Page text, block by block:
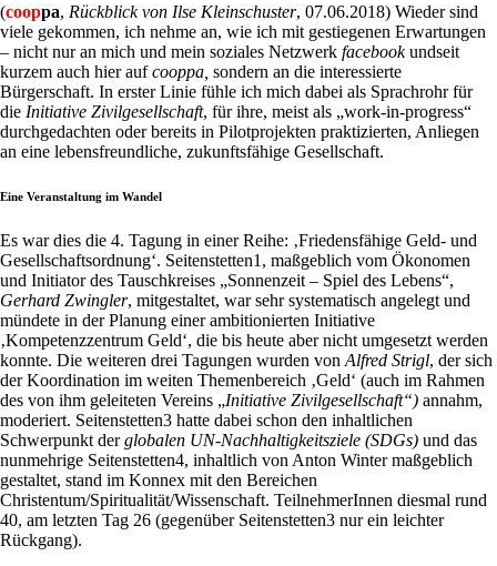
(cooppa, Rückblick von Ilse Kleinschuster, 07.06.2018) Wieder sind
viele gekommen, ich nehme an, wie ich mit gestiegenen Erwartungen
– nicht nur an mich und mein soziales Netzwerk facebookundseit
kurzem auch hier aufcooppa, sondern an die interessierte
Bürgerschaft. In erster Linie fühle ich mich dabei als Sprachrohr für
die Initiative Zivilgesellschaft, für ihre, meist als „work-in-progress“
durchgedachten oder bereits in Pilotprojekten praktizierten, Anliegen
an eine lebensfreundliche, zukunftsfähige Gesellschaft.
Eine Veranstaltung im Wandel
Es war dies die 4. Tagung in einer Reihe: ‚Friedensfähige Geld- und
Gesellschaftsordnung‘. Seitenstetten1, maßgeblich vom Ökonomen
und Initiator des Tauschkreises „Sonnenzeit – Spiel des Lebens“,
Gerhard Zwingler, mitgestaltet, war sehr systematisch angelegt und
mündete in der Planung einer ambitionierten Initiative
‚Kompetenzzentrum Geld‘, die bis heute aber nicht umgesetzt werden
konnte. Die weiteren drei Tagungen wurden von Alfred Strigl, der sich
der Koordination im weiten Themenbereich ‚Geld‘ (auch im Rahmen
des von ihm geleiteten Vereins „Initiative Zivilgesellschaft“) annahm,
moderiert. Seitenstetten3 hatte dabei schon den inhaltlichen
Schwerpunkt derglobalen UN-Nachhaltigkeitsziele (SDGs) und das
nunmehrige Seitenstetten4, inhaltlich von Anton Winter maßgeblich
gestaltet, stand im Konnex mit den Bereichen
Christentum/Spiritualität/Wissenschaft. TeilnehmerInnen diesmal rund
40, am letzten Tag 26 (gegenüber Seitenstetten3 nur ein leichter
Rückgang).